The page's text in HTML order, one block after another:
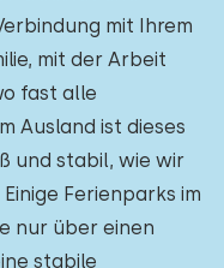
mit Ihrem
mit der Arbeit
fast alle
Ausland ist dieses
und stabil, wie wir
Ferienparks im
nur über einen
stabile